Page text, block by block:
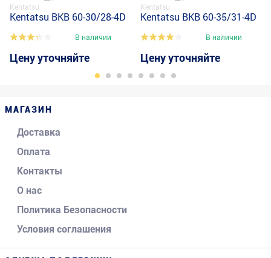
Kentatsu
Kentatsu BKB 60-30/28-4D
В наличии
Цену уточняйте
Kentatsu
Kentatsu BKB 60-35/31-4D
В наличии
Цену уточняйте
МАГАЗИН
Доставка
Оплата
Контакты
О нас
Политика Безопасности
Условия соглашения